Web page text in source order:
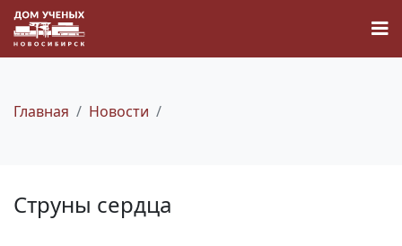
Наука
Главная Новости
Струны сердца